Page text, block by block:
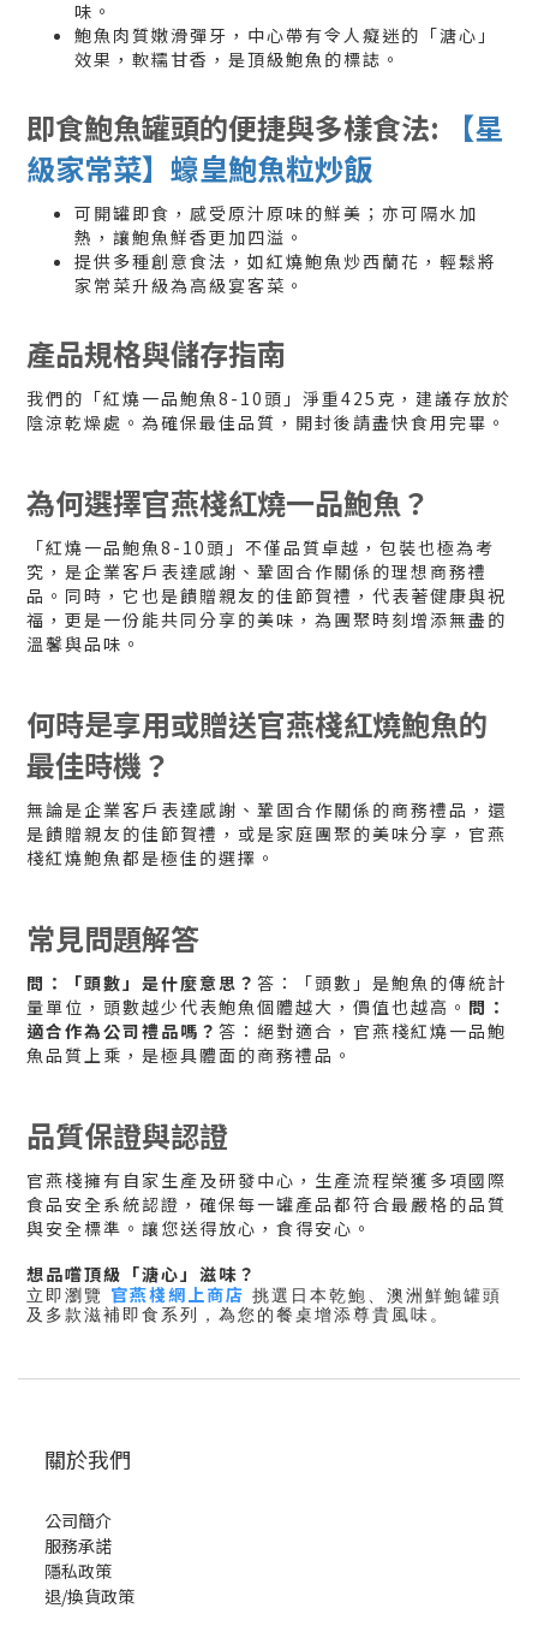
味。
鮑魚肉質嫩滑彈牙，中心帶有令人癡迷的「溏心」
效果，軟糯甘香，是頂級鮑魚的標誌。
即食鮑魚罐頭的便捷與多樣食法:
【星
級家常菜】蠔皇鮑魚粒炒飯
可開罐即食，感受原汁原味的鮮美；亦可隔水加
熱，讓鮑魚鮮香更加四溢。
提供多種創意食法，如紅燒鮑魚炒西蘭花，輕鬆將
家常菜升級為高級宴客菜。
產品規格與儲存指南
我們的「紅燒一品鮑魚8-10頭」淨重425克，建議存放於
陰涼乾燥處。為確保最佳品質，開封後請盡快食用完畢。
為何選擇官燕棧紅燒一品鮑魚？
「紅燒一品鮑魚8-10頭」不僅品質卓越，包裝也極為考
究，是企業客戶表達感謝、鞏固合作關係的理想商務禮
品。同時，它也是饋贈親友的佳節賀禮，代表著健康與祝
福，更是一份能共同分享的美味，為團聚時刻增添無盡的
溫馨與品味。
何時是享用或贈送官燕棧紅燒鮑魚的
最佳時機？
無論是企業客戶表達感謝、鞏固合作關係的商務禮品，還
是饋贈親友的佳節賀禮，或是家庭團聚的美味分享，官燕
棧紅燒鮑魚都是極佳的選擇。
常見問題解答
問：「頭數」是什麼意思？ 答：「頭數」是鮑魚的傳統計
量單位，頭數越少代表鮑魚個體越大，價值也越高。 問：
適合作為公司禮品嗎？ 答：絕對適合，官燕棧紅燒一品鮑
魚品質上乘，是極具體面的商務禮品。
品質保證與認證
官燕棧擁有自家生產及研發中心，生產流程榮獲多項國際
食品安全系統認證，確保每一罐產品都符合最嚴格的品質
與安全標準。讓您送得放心，食得安心。
想品嚐頂級「溏心」滋味？
立即瀏覽 官燕棧網上商店 挑選日本乾鮑、澳洲鮮鮑罐頭
及多款滋補即食系列，為您的餐桌增添尊貴風味。
關於我們
公司簡介
服務承諾
隱私政策
退/換貨政策